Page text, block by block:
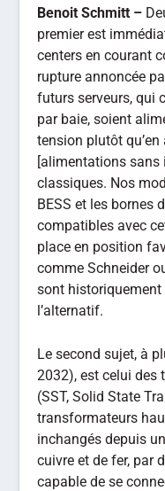
classiques. Nos
BESS et les bornes
compatibles avec
place en position
comme Schneider
sont
l’alternatif.
Le second sujet, à
2032), est celui des
(SST, Solid State
transformateurs
inchangés depuis
cuivre et de fer, par
capable de se
aujourd’hui quasi
est perçu par tous
Schneider, les
fabricants de
prochaine
structure sa feuille
changement. Nous